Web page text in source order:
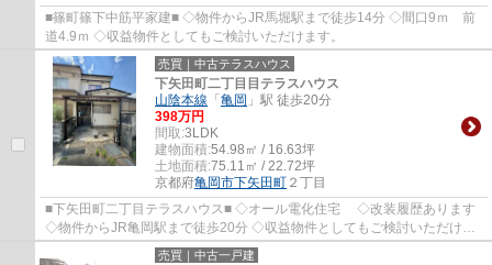
■篠町篠下中筋平家建■ ◇物件からJR馬堀駅まで徒歩14分 ◇間口9ｍ 前
道4.9ｍ ◇収益物件としてもご検討いただけます。
売買｜中古テラスハウス
下矢田町二丁目目テラスハウス
山陰本線 「亀岡 」駅 徒歩20分
398万円
間取:3LDK
建物面積:54.98㎡ / 16.63坪
土地面積:75.11㎡ / 22.72坪
京都府亀岡市下矢田町 ２丁目
■下矢田町二丁目テラスハウス■ ◇オール電化住宅 ◇改装履歴あります
◇物件からJR亀岡駅まで徒歩20分 ◇収益物件としてもご検討いただけま
す。
売買｜中古一戸建